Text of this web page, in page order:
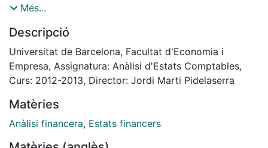
brands offer mobility in every vehicle class to meet
Més...
Descripció
Universitat de Barcelona, Facultat d'Economia i
Empresa, Assignatura: Anàlisi d'Estats Comptables,
Curs: 2012-2013, Director: Jordi Marti Pidelaserra
Matèries
Anàlisi financera, Estats financers